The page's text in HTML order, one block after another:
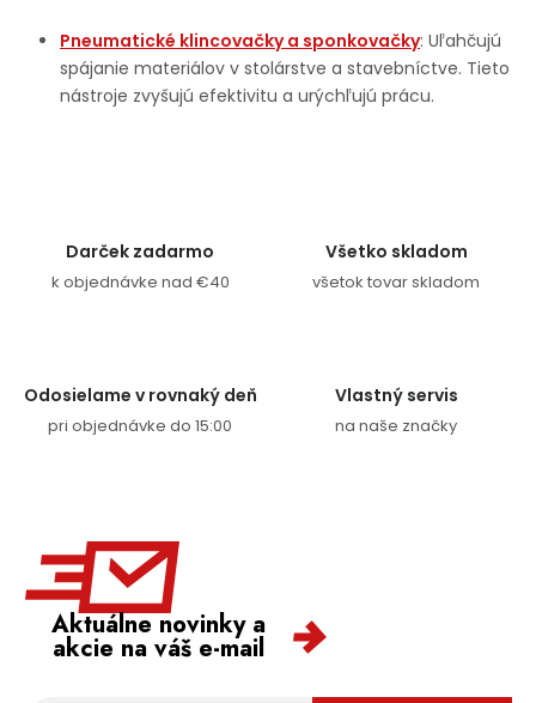
Pneumatické klincovačky a sponkovačky: Uľahčujú
spájanie materiálov v stolárstve a stavebníctve. Tieto
nástroje zvyšujú efektivitu a urýchľujú prácu.
Darček zadarmo
k objednávke nad €40
Všetko skladom
všetok tovar skladom
Odosielame v rovnaký deň
pri objednávke do 15:00
Vlastný servis
na naše značky
Aktuálne novinky a
akcie na váš e-mail